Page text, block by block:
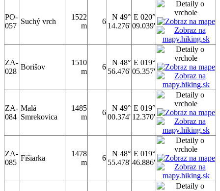
PO-
057
Suchý vrch
1522
m
6
N 49°
14.276'
E 020°
09.039'
ZA-
028
Borišov
1510
m
6
N 48°
56.476'
E 019°
05.357'
ZA-
084
Malá
Smrekovica
1485
m
6
N 49°
00.374'
E 019°
12.370'
ZA-
085
Fišiarka
1478
m
6
N 48°
55.478'
E 019°
46.886'